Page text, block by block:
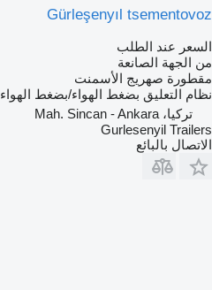
Gürleşenyıl tsementovoz
السعر عند الطلب
من الجهة الصانعة
مقطورة صهريج الأسمنت
نظام التعليق بضغط الهواء/بضغط الهواء
تركيا، Mah. Sincan - Ankara
Gurlesenyil Trailers
الاتصال بالبائع